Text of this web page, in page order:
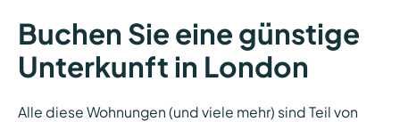
Buchen Sie eine günstige
Unterkunft in London
Alle diese Wohnungen (und viele mehr) sind Teil von